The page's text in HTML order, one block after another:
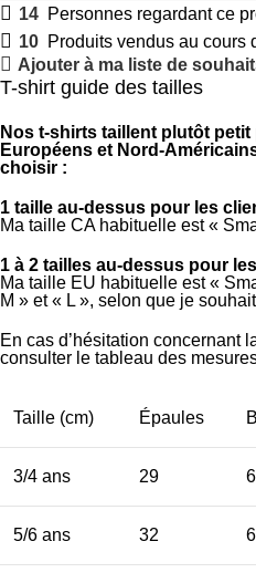
14 Personnes regardant ce
10 Produits vendus au cours
Ajouter à ma liste de
T-shirt guide des tailles
Nos t-shirts taillent plutôt
Européens et Nord-
choisir :
1 taille au-dessus pour les
Ma taille CA habituelle est «
1 à 2 tailles au-dessus pour
Ma taille EU habituelle est «
M » et « L », selon que je
En cas d’hésitation concernant
consulter le tableau des
Taille (cm) Épaules
3/4 ans 29
5/6 ans 32